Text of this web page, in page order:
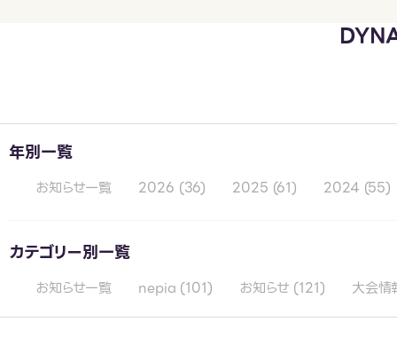
年別一覧
お知らせ一覧 2026 (36) 2025 (61) 2024 (55)
カテゴリー別一覧
お知らせ一覧 nepia (101) お知らせ (121) 大会情